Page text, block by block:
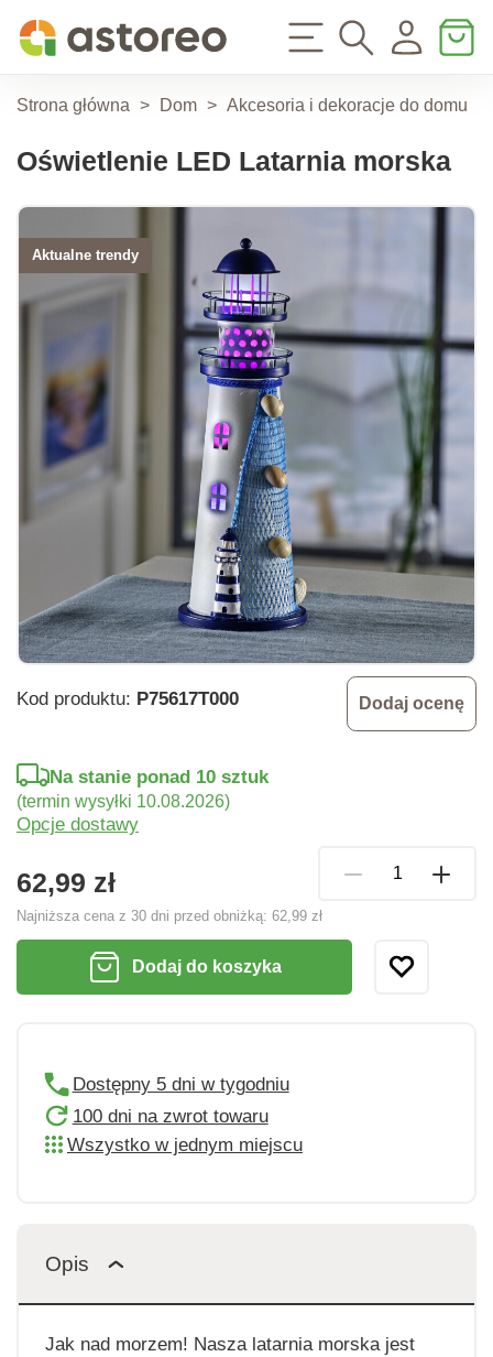
Strona główna > Dom > Akcesoria i dekoracje do domu
Oświetlenie LED Latarnia morska
Aktualne trendy
Kod produktu: P75617T000 Dodaj ocenę
62,99 zł
Najniższa cena z 30 dni przed obniżką: 62,99 zł
Na stanie ponad 10 sztuk
(termin wysyłki 10.08.2026)
Opcje dostawy
Dodaj do koszyka
Dostępny 5 dni w tygodniu
100 dni na zwrot towaru
Wszystko w jednym miejscu
Opis
Jak nad morzem! Nasza latarnia morska jest